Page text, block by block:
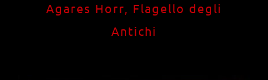
Agares Horr, Flagello degli
Antichi